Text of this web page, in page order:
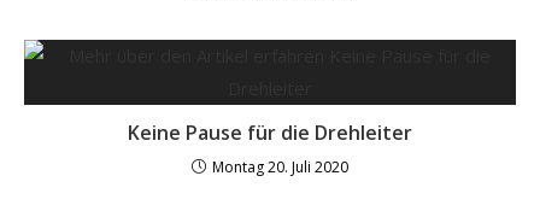
Keine Pause für die Drehleiter
Montag 20. Juli 2020